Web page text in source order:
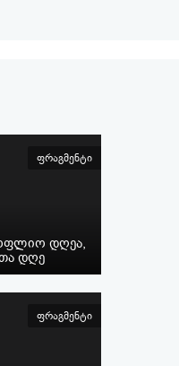
ფრაგმენტი
დღეა,
დღე
ფრაგმენტი